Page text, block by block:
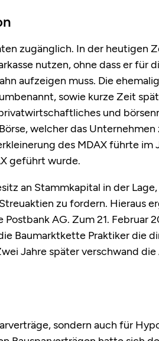
zugänglich. In der heutigen
nutzen, ohne dass er für
aufzeigen muss. Die
sowie kurze Zeit
und
welcher das
des MDAX führte im
geführt wurde.
an Stammkapital in der Lage,
zu fordern. Hieraus
AG. Zum 21. Februar
Baumarktkette Praktiker die
Jahre später verschwand
sondern auch für